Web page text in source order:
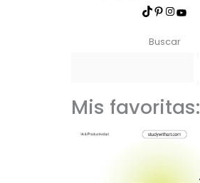
Buscar
Mis favoritas: